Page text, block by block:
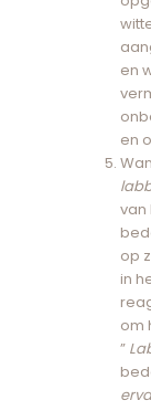
en
en
van
op
in
om
”